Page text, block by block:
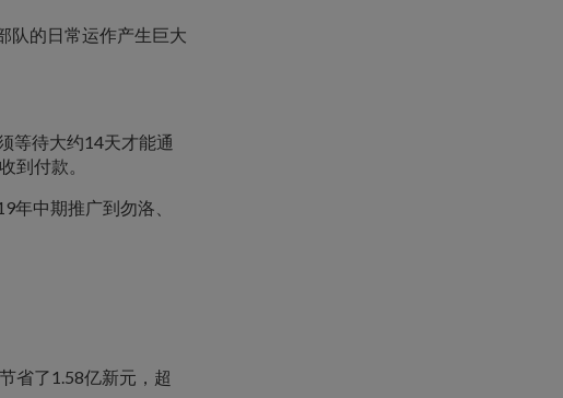
队的日常运作产生巨大
等待大约14天才能通
到付款。
年中期推广到勿洛、
省了1.58亿新元，超